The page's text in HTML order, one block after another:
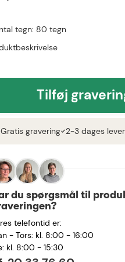
tegn: 80 tegn
tilføj
Gratis graveringcheck2-3 dages
du spørgsmål til
telefontid er:
- Tors: kl. 8:00 - 16:00
kl. 8:00 - 15:30